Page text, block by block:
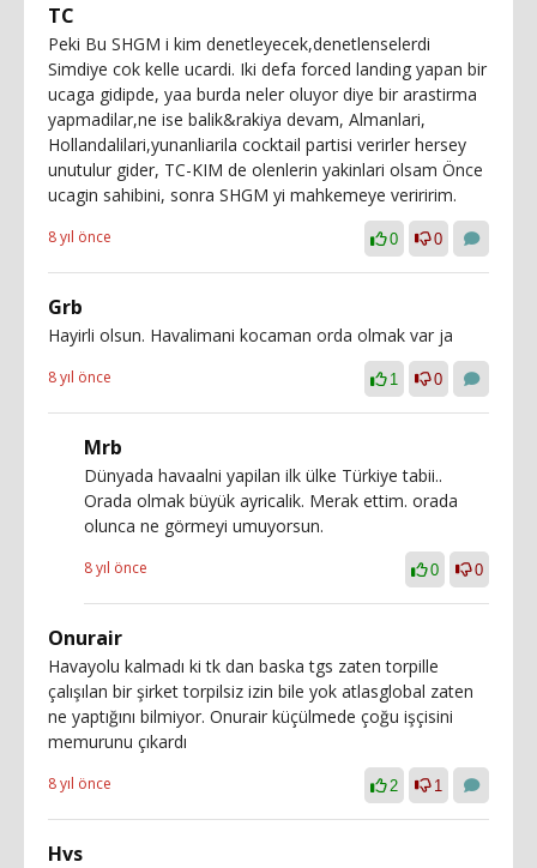
TC
Peki Bu SHGM i kim denetleyecek,denetlenselerdi
Simdiye cok kelle ucardi. Iki defa forced landing yapan bir
ucaga gidipde, yaa burda neler oluyor diye bir arastirma
yapmadilar,ne ise balik&rakiya devam, Almanlari,
Hollandalilari,yunanliarila cocktail partisi verirler hersey
unutulur gider, TC-KIM de olenlerin yakinlari olsam Önce
ucagin sahibini, sonra SHGM yi mahkemeye veriririm.
8 yıl önce 0 0
Grb
Hayirli olsun. Havalimani kocaman orda olmak var ja
8 yıl önce 1 0
Mrb
Dünyada havaalni yapilan ilk ülke Türkiye tabii..
Orada olmak büyük ayricalik. Merak ettim. orada
olunca ne görmeyi umuyorsun.
8 yıl önce 0 0
Onurair
Havayolu kalmadı ki tk dan baska tgs zaten torpille
çalışılan bir şirket torpilsiz izin bile yok atlasglobal zaten
ne yaptığını bilmiyor. Onurair küçülmede çoğu işçisini
memurunu çıkardı
8 yıl önce 2 1
Hvs